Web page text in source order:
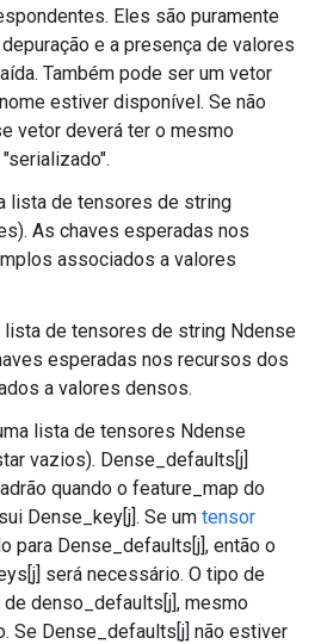
Eles são puramente
e a presença de valores
Também pode ser um vetor
estiver disponível. Se não
vetor deverá ter o mesmo
lista de tensores de string
As chaves esperadas nos
associados a valores
lista de tensores de string Ndense
esperadas nos recursos dos
a valores densos.
lista de tensores Ndense
vazios). Dense_defaults[j]
quando o feature_map do
Dense_key[j]. Se um tensor
para Dense_defaults[j], então o
será necessário. O tipo de
denso_defaults[j], mesmo
Se Dense_defaults[j] não estiver